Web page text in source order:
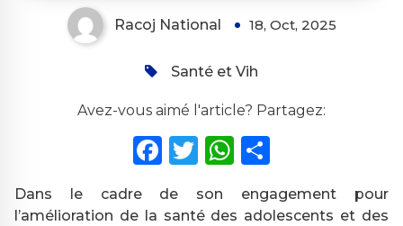
Racoj National 18, Oct, 2025
Santé et Vih
Avez-vous aimé l'article? Partagez:
Facebook
Twitter
WhatsApp
Dans le cadre de son engagement pour
l’amélioration de la santé des adolescents et des